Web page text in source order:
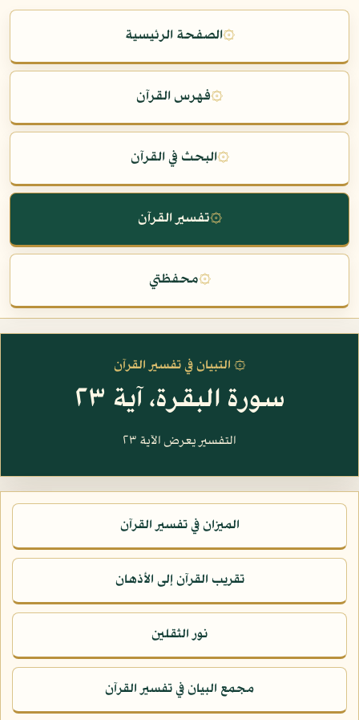
۞الصفحة الرئيسية
۞فهرس القرآن
۞البحث في القرآن
۞تفسير القرآن
۞محفظتي
۞ التبيان في تفسير القرآن
سورة البقرة، آية ٢٣
التفسير يعرض الآية ٢٣
الميزان في تفسير القرآن
تقريب القرآن إلى الأذهان
نور الثقلين
مجمع البيان في تفسير القرآن